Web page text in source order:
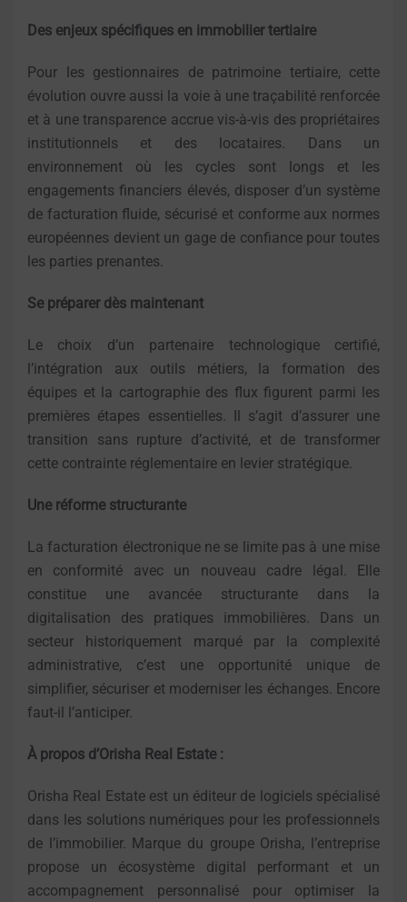
Des enjeux spécifiques en immobilier tertiaire
Pour les gestionnaires de patrimoine tertiaire, cette
évolution ouvre aussi la voie à une traçabilité renforcée
et à une transparence accrue vis-à-vis des propriétaires
institutionnels et des locataires. Dans un
environnement où les cycles sont longs et les
engagements financiers élevés, disposer d’un système
de facturation fluide, sécurisé et conforme aux normes
européennes devient un gage de confiance pour toutes
les parties prenantes.
Se préparer dès maintenant
Le choix d’un partenaire technologique certifié,
l’intégration aux outils métiers, la formation des
équipes et la cartographie des flux figurent parmi les
premières étapes essentielles. Il s’agit d’assurer une
transition sans rupture d’activité, et de transformer
cette contrainte réglementaire en levier stratégique.
Une réforme structurante
La facturation électronique ne se limite pas à une mise
en conformité avec un nouveau cadre légal. Elle
constitue une avancée structurante dans la
digitalisation des pratiques immobilières. Dans un
secteur historiquement marqué par la complexité
administrative, c’est une opportunité unique de
simplifier, sécuriser et moderniser les échanges. Encore
faut-il l’anticiper.
À propos d’Orisha Real Estate :
Orisha Real Estate est un éditeur de logiciels spécialisé
dans les solutions numériques pour les professionnels
de l’immobilier. Marque du groupe Orisha, l’entreprise
propose un écosystème digital performant et un
accompagnement personnalisé pour optimiser la